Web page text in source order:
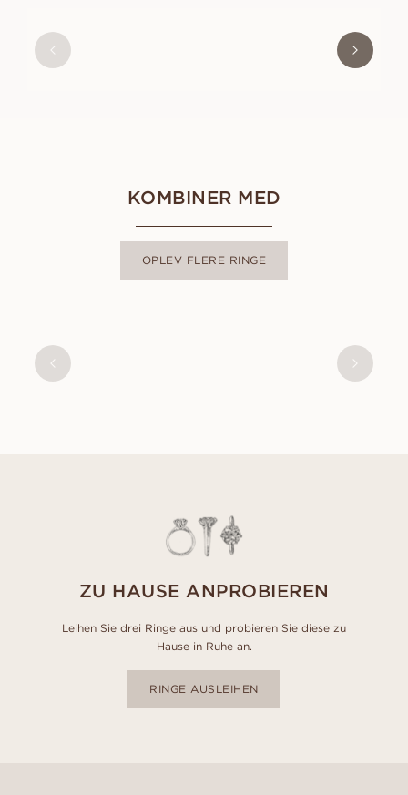
KOMBINER MED
OPLEV FLERE RINGE
ZU HAUSE ANPROBIEREN
Leihen Sie drei Ringe aus und probieren Sie diese zu
Hause in Ruhe an.
RINGE AUSLEIHEN